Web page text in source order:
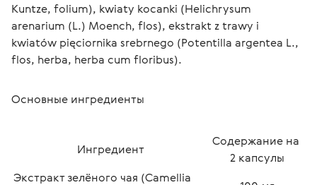
Kuntze, folium), kwiaty kocanki (Helichrysum
arenarium (L.) Moench, flos), ekstrakt z trawy i
kwiatów pięciornika srebrnego (Potentilla argentea L.,
flos, herba, herba cum floribus).
Основные ингредиенты
Ингредиент
Содержание на
2 капсулы
Экстракт зелёного чая (Camellia